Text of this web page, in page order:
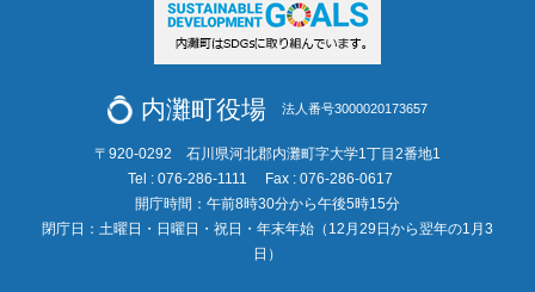
内灘町役場 法人番号3000020173657
〒920-0292 石川県河北郡内灘町字大学1丁目2番地1
Tel : 076-286-1111
Fax : 076-286-0617
開庁時間：午前8時30分から午後5時15分
閉庁日：土曜日・日曜日・祝日・年末年始（12月29日から翌年の1月3
日）